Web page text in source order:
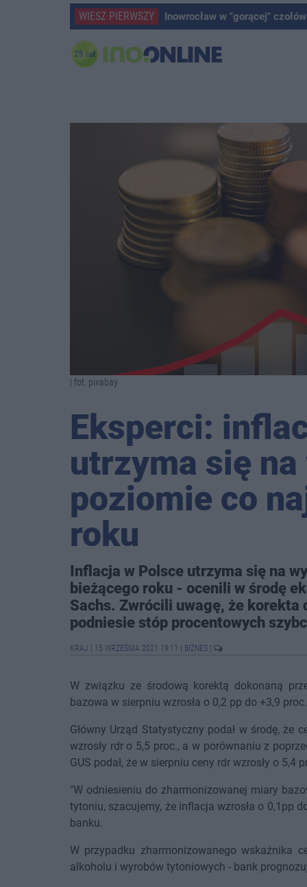
WIESZ PIERWSZY Inowrocław w "gorącej"
| fot. pixabay
Eksperci:
utrzyma się
poziomie co
roku
Inflacja w Polsce utrzyma się na
bieżącego roku - ocenili w środę
Sachs. Zwrócili uwagę, że
podniesie stóp procentowych
KRAJ 15 WRZEŚNIA 2021 19:11 BIZNES
W związku ze środową korektą dokonaną
bazowa w sierpniu wzrosła o 0,2 pp do +3,9
Główny Urząd Statystyczny podał w środę, że
wzrosły rdr o 5,5 proc., a w porównaniu z
GUS podał, że w sierpniu ceny rdr wzrosły o 5,4
"W odniesieniu do zharmonizowanej miary
tytoniu, szacujemy, że inflacja wzrosła o 0,1pp
banku.
W przypadku zharmonizowanego wskaźnika
alkoholu i wyrobów tytoniowych - bank